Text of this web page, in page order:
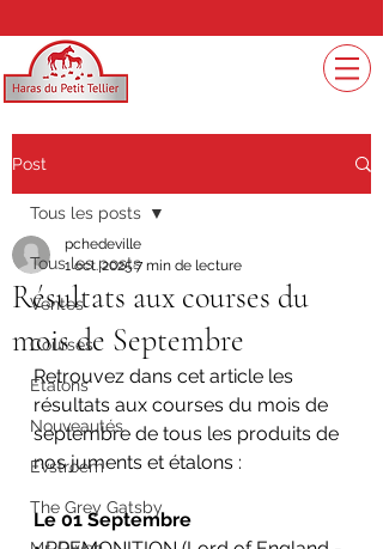
Post
Tous les posts
Ventes
Courses
Etalons
Nouveautés
Evstroem
The Grey Gatsby
Tous les posts
Résultats aux courses du
mois de Septembre
pchedeville
1 oct. 20257 min de lecture
Retrouvez dans cet article les
résultats aux courses du mois de
septembre de tous les produits de
nos juments et étalons :
Le 01 Septembre